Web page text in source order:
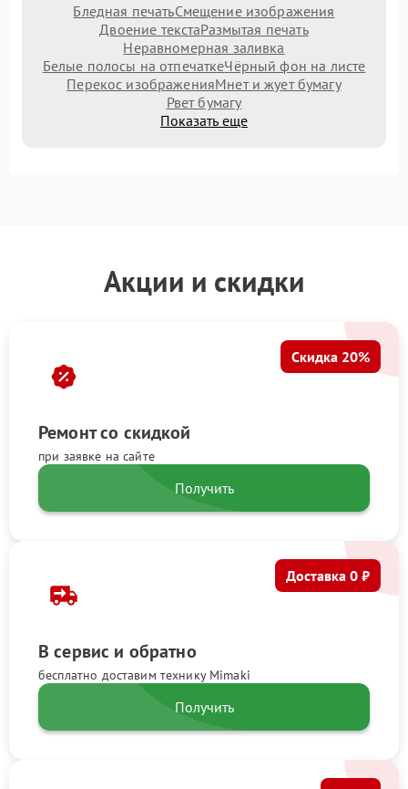
Бледная печатьСмещение изображения
Двоение текстаРазмытая печать
Неравномерная заливка
Белые полосы на отпечаткеЧёрный фон на листе
Перекос изображенияМнет и жует бумагу
Рвет бумагу
Показать еще
Акции и скидки
Ремонт со скидкой
при заявке на сайте
Скидка 20%
Получить
В сервис и обратно
бесплатно доставим технику Mimaki
Доставка 0 ₽
Получить